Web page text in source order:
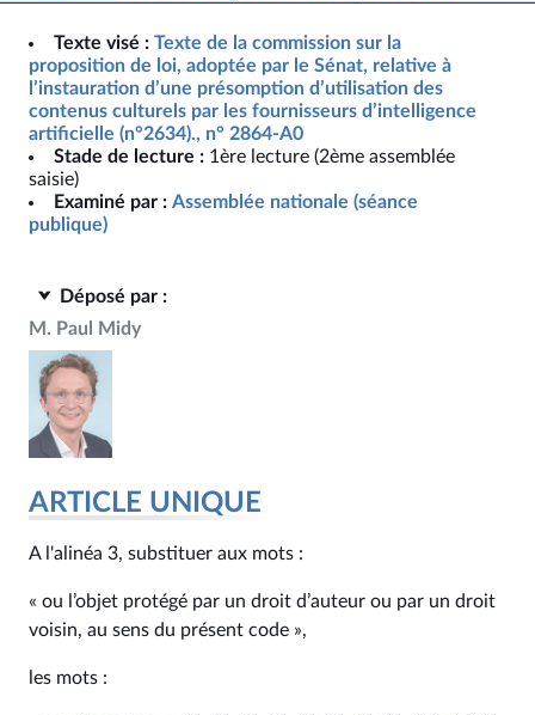
Texte visé : Texte de la commission sur la
proposition de loi, adoptée par le Sénat, relative à
l’instauration d’une présomption d’utilisation des
contenus culturels par les fournisseurs d’intelligence
artificielle (n°2634)., n° 2864-A0
Stade de lecture : 1ère lecture (2ème assemblée
saisie)
Examiné par : Assemblée nationale (séance
publique)
Déposé par :
M. Paul Midy
ARTICLE UNIQUE
A l'alinéa 3, substituer aux mots :
« ou l’objet protégé par un droit d’auteur ou par un droit
voisin, au sens du présent code »,
les mots :